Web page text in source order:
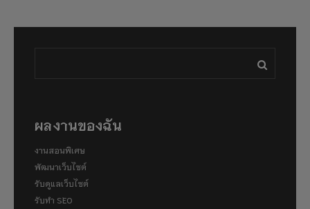
ผลงานของฉัน
งานสอนพิเศษ
พัฒนาเว็บไซต์
รับดูแลเว็บไซต์
รับทำ SEO